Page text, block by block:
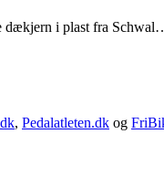
dækjern i plast fra
, Pedalatleten.dk og